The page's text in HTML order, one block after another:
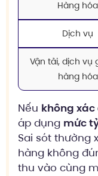
Hàng hóa
Dịch vụ
Vận tải, dịch vụ
hàng hóa
Nếu không
áp dụng mức
Sai sót thường
hàng không
thu vào cùng